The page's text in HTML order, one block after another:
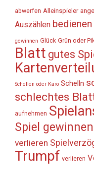
abwerfen Alleinspieler
Auszählen bedienen
gewinnen Glück Grün oder
Blatt gutes
Schellen oder Karo Schelln
schlechtes
aufnehmen
Spiel gewinnen
verlieren
Trumpf verlieren